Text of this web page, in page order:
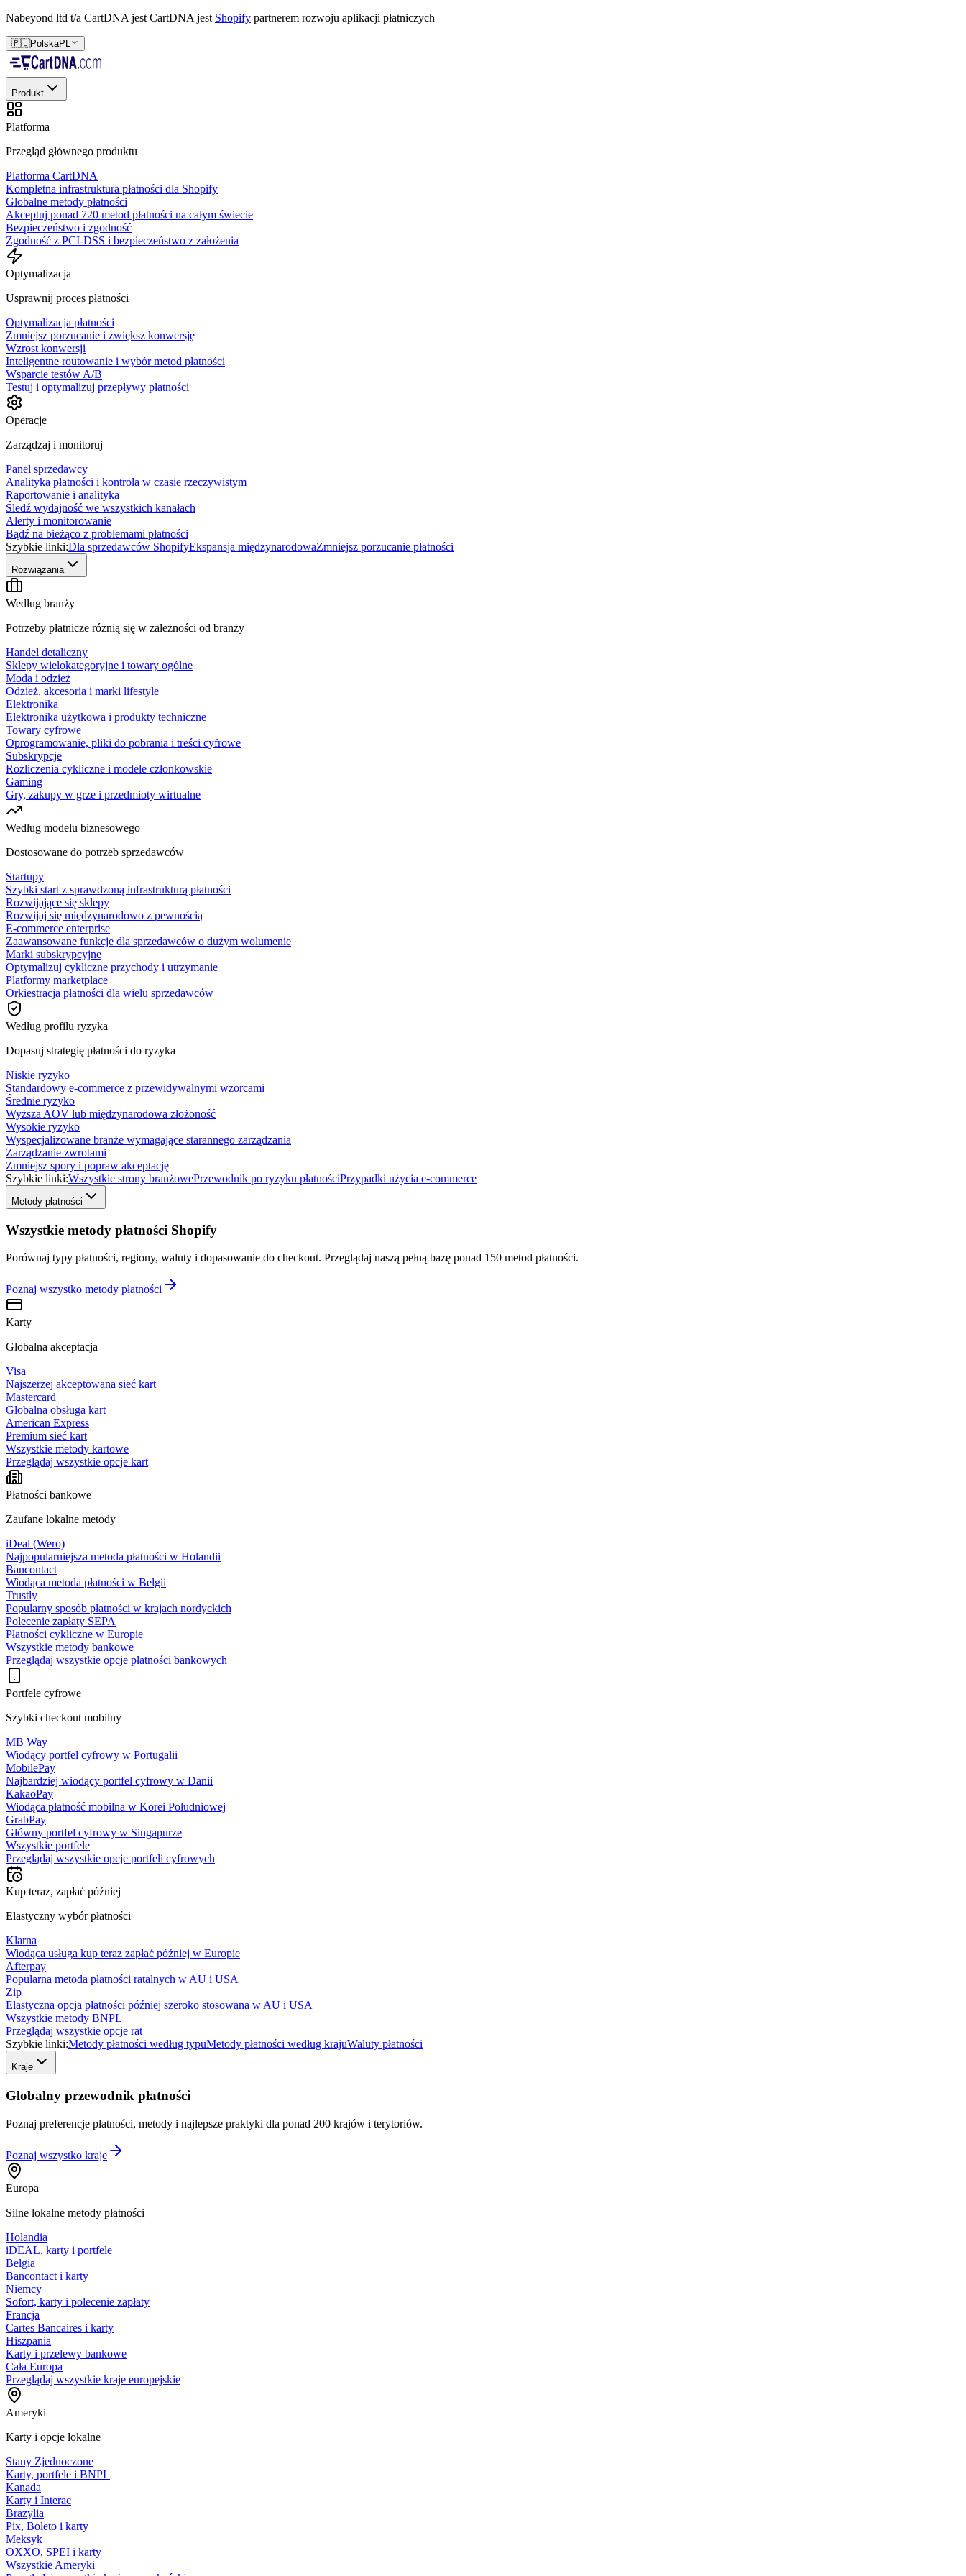
Nabeyond ltd t/a CartDNA jest CartDNA jest Shopify partnerem rozwoju aplikacji płatniczych
🇵🇱PolskaPL
Produkt
Platforma
Przegląd głównego produktu
Platforma CartDNA
Kompletna infrastruktura płatności dla Shopify
Globalne metody płatności
Akceptuj ponad 720 metod płatności na całym świecie
Bezpieczeństwo i zgodność
Zgodność z PCI-DSS i bezpieczeństwo z założenia
Optymalizacja
Usprawnij proces płatności
Optymalizacja płatności
Zmniejsz porzucanie i zwiększ konwersję
Wzrost konwersji
Inteligentne routowanie i wybór metod płatności
Wsparcie testów A/B
Testuj i optymalizuj przepływy płatności
Operacje
Zarządzaj i monitoruj
Panel sprzedawcy
Analityka płatności i kontrola w czasie rzeczywistym
Raportowanie i analityka
Śledź wydajność we wszystkich kanałach
Alerty i monitorowanie
Bądź na bieżąco z problemami płatności
Szybkie linki:Dla sprzedawców ShopifyEkspansja międzynarodowaZmniejsz porzucanie płatności
Rozwiązania
Według branży
Potrzeby płatnicze różnią się w zależności od branży
Handel detaliczny
Sklepy wielokategoryjne i towary ogólne
Moda i odzież
Odzież, akcesoria i marki lifestyle
Elektronika
Elektronika użytkowa i produkty techniczne
Towary cyfrowe
Oprogramowanie, pliki do pobrania i treści cyfrowe
Subskrypcje
Rozliczenia cykliczne i modele członkowskie
Gaming
Gry, zakupy w grze i przedmioty wirtualne
Według modelu biznesowego
Dostosowane do potrzeb sprzedawców
Startupy
Szybki start z sprawdzoną infrastrukturą płatności
Rozwijające się sklepy
Rozwijaj się międzynarodowo z pewnością
E-commerce enterprise
Zaawansowane funkcje dla sprzedawców o dużym wolumenie
Marki subskrypcyjne
Optymalizuj cykliczne przychody i utrzymanie
Platformy marketplace
Orkiestracja płatności dla wielu sprzedawców
Według profilu ryzyka
Dopasuj strategię płatności do ryzyka
Niskie ryzyko
Standardowy e-commerce z przewidywalnymi wzorcami
Średnie ryzyko
Wyższa AOV lub międzynarodowa złożoność
Wysokie ryzyko
Wyspecjalizowane branże wymagające starannego zarządzania
Zarządzanie zwrotami
Zmniejsz spory i popraw akceptację
Szybkie linki:Wszystkie strony branżowePrzewodnik po ryzyku płatnościPrzypadki użycia e-commerce
Metody płatności
Wszystkie metody płatności Shopify
Porównaj typy płatności, regiony, waluty i dopasowanie do checkout. Przeglądaj naszą pełną bazę ponad 150 metod płatności.
Poznaj wszystko metody płatności
Karty
Globalna akceptacja
Visa
Najszerzej akceptowana sieć kart
Mastercard
Globalna obsługa kart
American Express
Premium sieć kart
Wszystkie metody kartowe
Przeglądaj wszystkie opcje kart
Płatności bankowe
Zaufane lokalne metody
iDeal (Wero)
Najpopularniejsza metoda płatności w Holandii
Bancontact
Wiodąca metoda płatności w Belgii
Trustly
Popularny sposób płatności w krajach nordyckich
Polecenie zapłaty SEPA
Płatności cykliczne w Europie
Wszystkie metody bankowe
Przeglądaj wszystkie opcje płatności bankowych
Portfele cyfrowe
Szybki checkout mobilny
MB Way
Wiodący portfel cyfrowy w Portugalii
MobilePay
Najbardziej wiodący portfel cyfrowy w Danii
KakaoPay
Wiodąca płatność mobilna w Korei Południowej
GrabPay
Główny portfel cyfrowy w Singapurze
Wszystkie portfele
Przeglądaj wszystkie opcje portfeli cyfrowych
Kup teraz, zapłać później
Elastyczny wybór płatności
Klarna
Wiodąca usługa kup teraz zapłać później w Europie
Afterpay
Popularna metoda płatności ratalnych w AU i USA
Zip
Elastyczna opcja płatności później szeroko stosowana w AU i USA
Wszystkie metody BNPL
Przeglądaj wszystkie opcje rat
Szybkie linki:Metody płatności według typuMetody płatności według krajuWaluty płatności
Kraje
Globalny przewodnik płatności
Poznaj preferencje płatności, metody i najlepsze praktyki dla ponad 200 krajów i terytoriów.
Poznaj wszystko kraje
Europa
Silne lokalne metody płatności
Holandia
iDEAL, karty i portfele
Belgia
Bancontact i karty
Niemcy
Sofort, karty i polecenie zapłaty
Francja
Cartes Bancaires i karty
Hiszpania
Karty i przelewy bankowe
Cała Europa
Przeglądaj wszystkie kraje europejskie
Ameryki
Karty i opcje lokalne
Stany Zjednoczone
Karty, portfele i BNPL
Kanada
Karty i Interac
Brazylia
Pix, Boleto i karty
Meksyk
OXXO, SPEI i karty
Wszystkie Ameryki